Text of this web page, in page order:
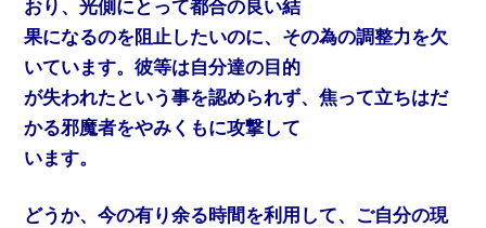
おり、光側にとって都合の良い結
果になるのを阻止したいのに、その為の調整力を欠
いています。彼等は自分達の目的
が失われたという事を認められず、焦って立ちはだ
かる邪魔者をやみくもに攻撃して
います。
どうか、今の有り余る時間を利用して、ご自分の現